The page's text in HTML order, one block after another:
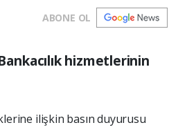
ABONE OL
hizmetlerinin
ilişkin basın duyurusu